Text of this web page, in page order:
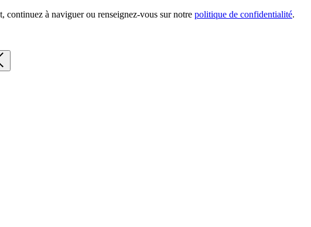
continuez à naviguer ou renseignez-vous sur notre politique de confidentialité.